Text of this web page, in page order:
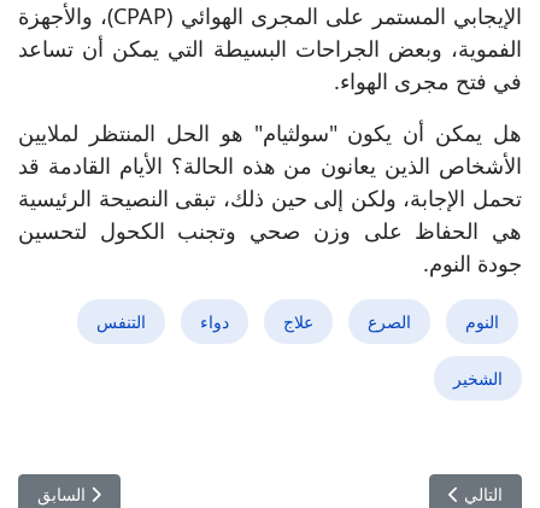
الإيجابي المستمر على المجرى الهوائي (CPAP)، والأجهزة
الفموية، وبعض الجراحات البسيطة التي يمكن أن تساعد
في فتح مجرى الهواء.
هل يمكن أن يكون "سولثيام" هو الحل المنتظر لملايين
الأشخاص الذين يعانون من هذه الحالة؟ الأيام القادمة قد
تحمل الإجابة، ولكن إلى حين ذلك، تبقى النصيحة الرئيسية
هي الحفاظ على وزن صحي وتجنب الكحول لتحسين
جودة النوم.
النوم الصرع علاج دواء التنفس
الشخير
المقال
السابق
المقال التالي: ارتفاع ضغط الدم يهدد بصحة العين: دراسة تكشف مخاطر
التالي